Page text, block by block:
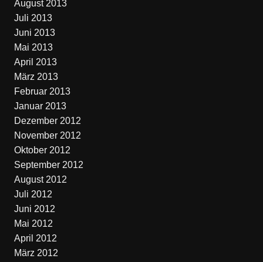
August 2013
Juli 2013
Juni 2013
Mai 2013
April 2013
März 2013
Februar 2013
Januar 2013
Dezember 2012
November 2012
Oktober 2012
September 2012
August 2012
Juli 2012
Juni 2012
Mai 2012
April 2012
März 2012